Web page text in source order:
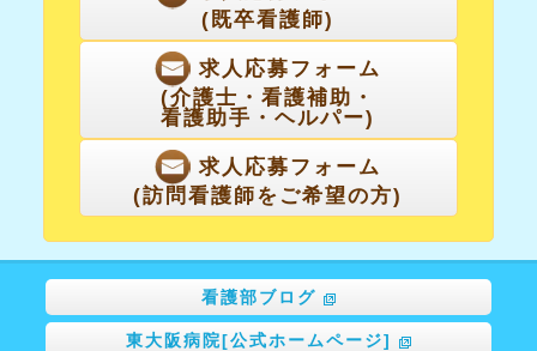
(既卒看護師)
求人応募フォーム
(介護士・看護補助・
看護助手・ヘルパー)
求人応募フォーム
(訪問看護師をご希望の方)
看護部ブログ
東大阪病院[公式ホームページ]